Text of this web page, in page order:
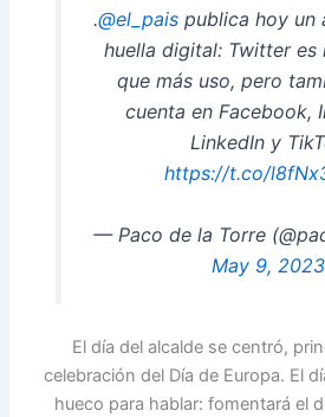
.@el_pais publica hoy un
huella digital: Twitter es
que más uso, pero
cuenta en Facebook,
LinkedIn y
https://t.co/
— Paco de la Torre
May 9, 2023
El día del alcalde se centró,
celebración del Día de Europa. El
hueco para hablar: fomentará el